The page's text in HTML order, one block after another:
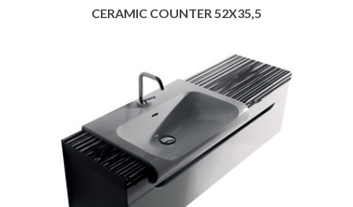
CERAMIC COUNTER 52X35,5